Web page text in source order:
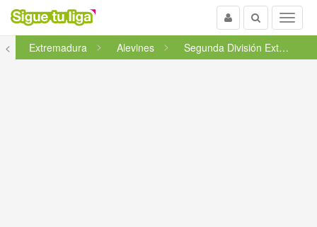
Menu
Buscar
Usuario
<
Extremadura Alevines Segunda División Extremeña F...